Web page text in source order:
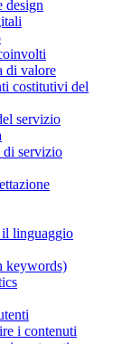
design
di valore
costitutivi del
servizio
di servizio
il linguaggio
keywords)
i contenuti